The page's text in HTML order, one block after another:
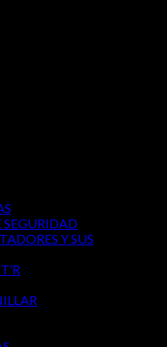
Y SUS